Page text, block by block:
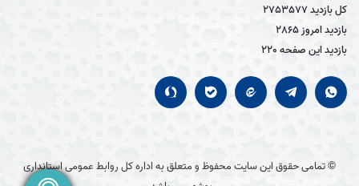
کل بازدید2753577
بازدید امروز2865
بازدید این صفحه220
© تمامی حقوق این سایت محفوظ و متعلق به اداره کل روابط عمومی استانداری